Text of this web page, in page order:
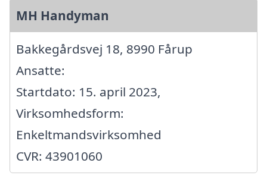
MH Handyman
Bakkegårdsvej 18, 8990 Fårup
Ansatte:
Startdato: 15. april 2023,
Virksomhedsform:
Enkeltmandsvirksomhed
CVR: 43901060